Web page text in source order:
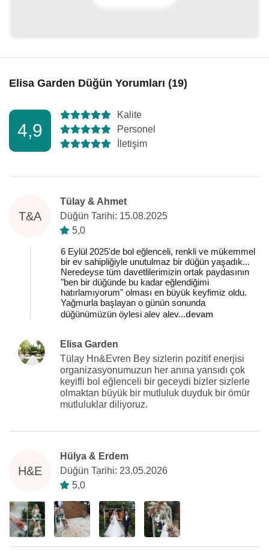
Elisa Garden Düğün Yorumları (19)
4,9
Kalite
Personel
İletişim
T&A
Tülay & Ahmet
Düğün Tarihi: 15.08.2025
5,0
6 Eylül 2025'de bol eğlenceli, renkli ve mükemmel
bir ev sahipliğiyle unutulmaz bir düğün yaşadık...
Neredeyse tüm davetlilerimizin ortak paydasının
"ben bir düğünde bu kadar eğlendiğimi
hatırlamıyorum" olması en büyük keyfimiz oldu.
Yağmurla başlayan o günün sonunda
düğünümüzün öylesi alev alev...devam
Elisa Garden
Tülay Hn&Evren Bey sizlerin pozitif enerjisi
organizasyonumuzun her anına yansıdı çok
keyifli bol eğlenceli bir geceydi bizler sizlerle
olmaktan büyük bir mutluluk duyduk bir ömür
mutluluklar diliyoruz.
H&E
Hülya & Erdem
Düğün Tarihi: 23.05.2026
5,0